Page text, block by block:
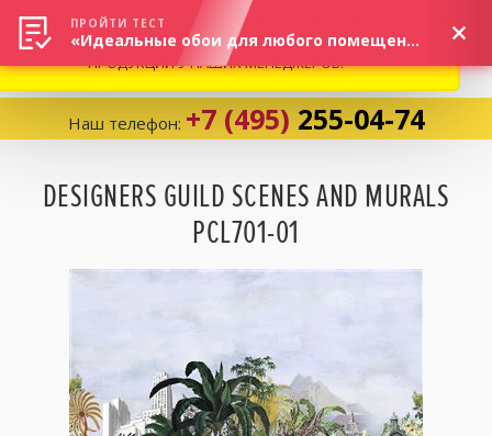
Корзина:0
Избранное:0 товаров
Компания
Наш телефон: +7 (495) 255-04-74
DESIGNERS GUILD SCENES AND MURALS
PCL701-01
ВНИМАНИЕ! В СВЯЗИ С СИТУАЦИЕЙ НА РЫНКЕ, ПРОСИМ
УТОЧНЯТЬ АКТУАЛЬНУЮ СТОИМОСТЬ И НАЛИЧИЕ
ПРОДУКЦИИ У НАШИХ МЕНЕДЖЕРОВ.
ПРОЙТИ ТЕСТ
«Идеальные обои для любого помещения!»